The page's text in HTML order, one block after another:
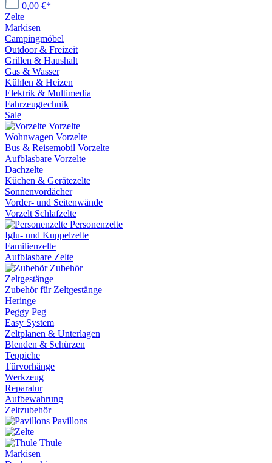
0,00 €*
Zelte
Markisen
Campingmöbel
Outdoor & Freizeit
Grillen & Haushalt
Gas & Wasser
Kühlen & Heizen
Elektrik & Multimedia
Fahrzeugtechnik
Sale
Vorzelte
Wohnwagen Vorzelte
Bus & Reisemobil Vorzelte
Aufblasbare Vorzelte
Dachzelte
Küchen & Gerätezelte
Sonnenvordächer
Vorder- und Seitenwände
Vorzelt Schlafzelte
Personenzelte
Iglu- und Kuppelzelte
Familienzelte
Aufblasbare Zelte
Zubehör
Zeltgestänge
Zubehör für Zeltgestänge
Heringe
Peggy Peg
Easy System
Zeltplanen & Unterlagen
Blenden & Schürzen
Teppiche
Türvorhänge
Werkzeug
Reparatur
Aufbewahrung
Zeltzubehör
Pavillons
Thule
Markisen